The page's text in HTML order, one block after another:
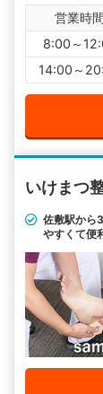
営業時間
8:00～
14:00～
いけまつ
佐敷駅から
やすくて便